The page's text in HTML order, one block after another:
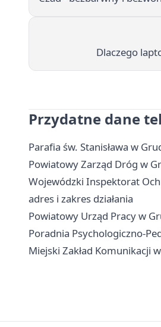
Dlaczego
Przydatne dane
Parafia św. Stanisława w
Powiatowy Zarząd Dróg w
Wojewódzki Inspektorat
adres i zakres działania
Powiatowy Urząd Pracy w
Poradnia Psychologiczno-
Miejski Zakład Komunikacji